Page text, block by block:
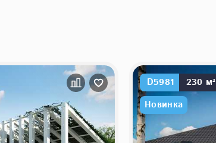
D5981
230 м²
Новинка